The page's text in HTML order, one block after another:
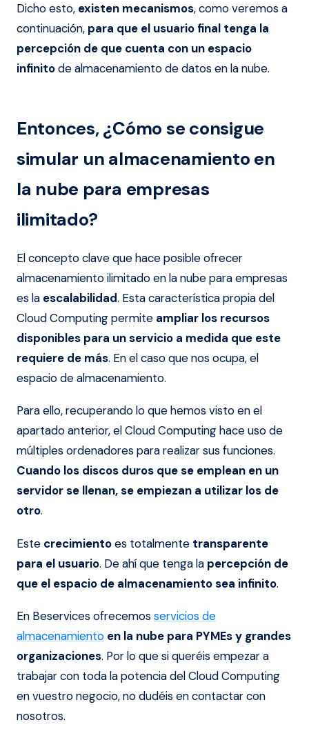
Dicho esto, existen mecanismos, como veremos a
continuación, para que el usuario final tenga la
percepción de que cuenta con un espacio
infinitode almacenamiento de datos en la nube.
Entonces, ¿Cómo se consigue
simular un almacenamiento en
la nube para empresas
ilimitado?
El concepto clave que hace posible ofrecer
almacenamiento ilimitado en la nube para empresas
es la escalabilidad. Esta característica propia del
Cloud Computing permite ampliar los recursos
disponibles para un servicio a medida que este
requiere de más. En el caso que nos ocupa, el
espacio de almacenamiento.
Para ello, recuperando lo que hemos visto en el
apartado anterior, el Cloud Computing hace uso de
múltiples ordenadores para realizar sus funciones.
Cuando los discos duros que se emplean en un
servidor se llenan, se empiezan a utilizar los de
otro.
Este crecimientoes totalmente transparente
para el usuario. De ahí que tenga la percepción de
que el espacio de almacenamiento sea infinito.
En Beservices ofrecemos servicios de
almacenamiento en la nube para PYMEs y grandes
organizaciones. Por lo que si queréis empezar a
trabajar con toda la potencia del Cloud Computing
en vuestro negocio, no dudéis en contactar con
nosotros.